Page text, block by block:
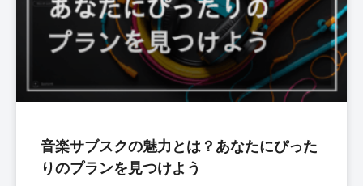
音楽サブスクの魅力とは？あなたにぴった
りのプランを見つけよう